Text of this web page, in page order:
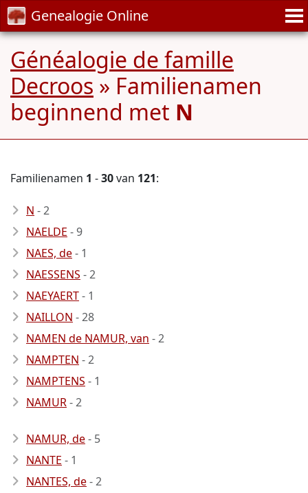
Genealogie Online
Généalogie de famille
Decroos » Familienamen
beginnend met N
Familienamen 1 -30van 121:
N - 2
NAELDE - 9
NAES, de- 1
NAESSENS - 2
NAEYAERT- 1
NAILLON - 28
NAMEN de NAMUR, van - 2
NAMPTEN - 2
NAMPTENS - 1
NAMUR- 2
NAMUR, de- 5
NANTE - 1
NANTES, de- 2